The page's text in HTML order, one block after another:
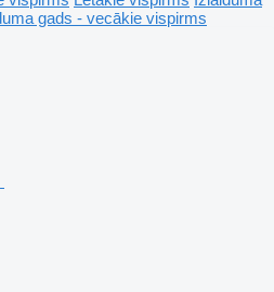
gads - vecākie vispirms